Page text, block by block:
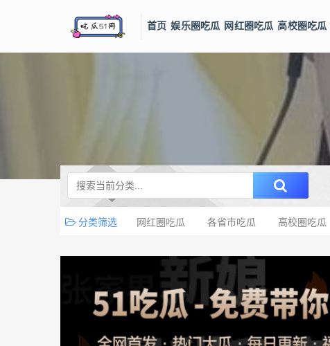
首页 娱乐圈吃瓜 网红圈吃瓜 高校圈吃瓜
分类筛选 网红圈吃瓜 各省市吃瓜 高校圈吃瓜